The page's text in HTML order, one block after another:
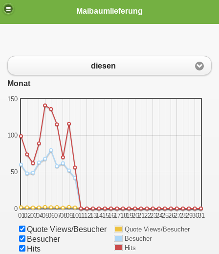
Maibaumlieferung
diesen
Monat
01020304050607080910111213141516171819202122232425262728293031
0
50
100
150
Quote Views/Besucher
Besucher
Hits
Quote Views/Besucher
Besucher
Hits